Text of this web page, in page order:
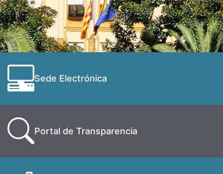
Sede Electrónica
Portal de Transparencia